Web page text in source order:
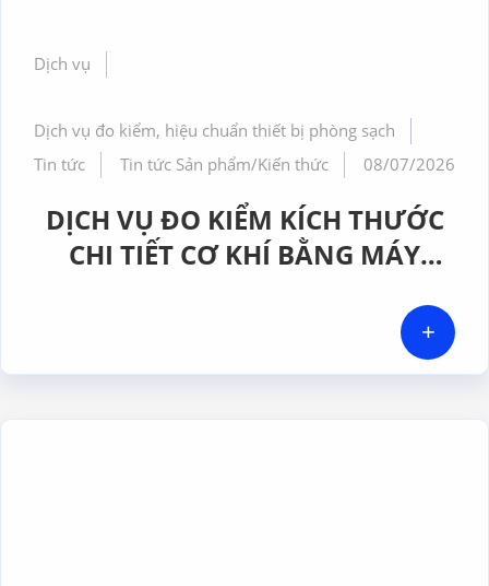
Dịch vụ
Dịch vụ đo kiểm, hiệu chuẩn thiết bị phòng sạch
Tin tức
Tin tức Sản phẩm/Kiến thức 08/07/2026
DỊCH VỤ ĐO KIỂM KÍCH THƯỚC
CHI TIẾT CƠ KHÍ BẰNG MÁY
+